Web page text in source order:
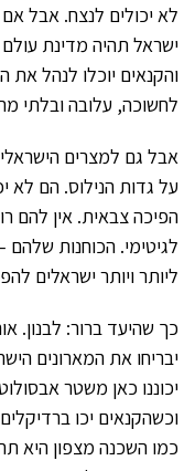
לא יכולים לנצח. אבל אם
ישראל תהיה מדינת עולם
והקנאים יוכלו לנהל את
לחשוכה, עלובה ובלתי
אבל גם למצרים
על גדות הנילוס. הם לא
הפיכה צבאית. אין להם
לגיטימי. הכוחנות
ליותר ויותר ישראלים
כך שהיעד ברור: לבנון.
יבריחו את המארונים
יכוננו כאן משטר
וכשהקנאים יכו
כמו השכנה מצפון היא